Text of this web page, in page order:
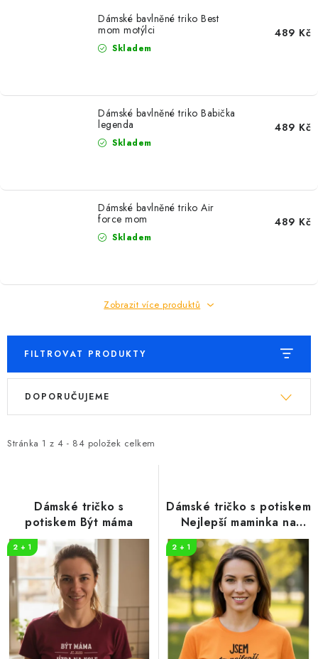
Dámské bavlněné triko Best
mom motýlci
Skladem
489 Kč
Dámské bavlněné triko Babička
legenda
Skladem
489 Kč
Dámské bavlněné triko Air
force mom
Skladem
489 Kč
Zobrazit více produktů
FILTROVAT PRODUKTY
V
i
d
k
t
ů
Stránka 1 z 4 - 84 položek celkem
Ř
e
o
u
k
t
ů
DOPORUČUJEME
Dámské tričko s
potiskem Být máma
2 + 1
Dámské tričko s potiskem
Nejlepší maminka na
světě
2 + 1